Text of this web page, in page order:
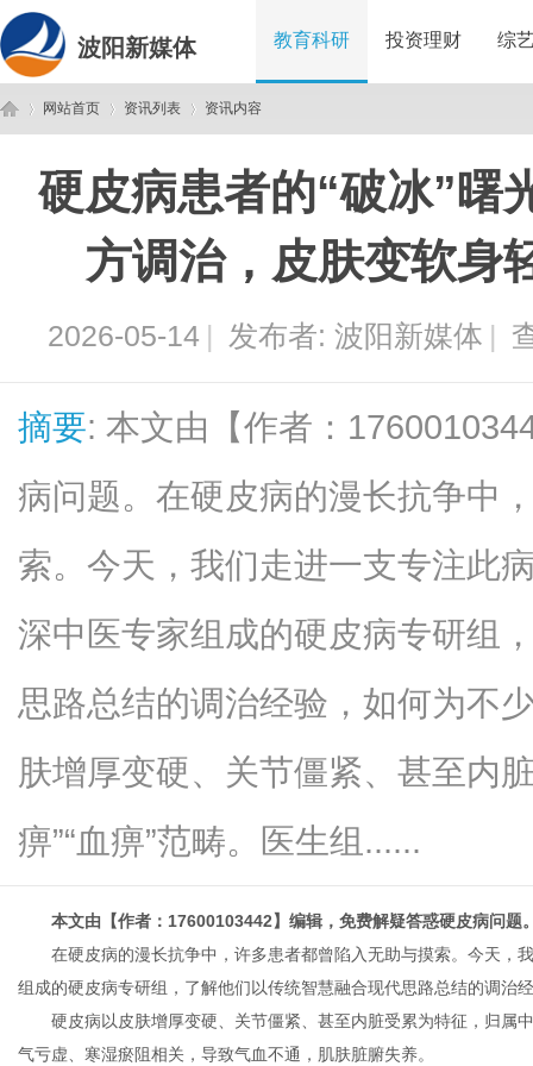
波阳新媒体 教育科研 投资理财 综
网站首页
›
资讯列表
›
资讯内容
硬皮病患者的“破冰”曙
方调治，皮肤变软身
2026-05-14 | 发布者: 波阳新媒体 |
摘要: 本文由【作者：
病问题。在硬皮病的漫长抗争中
索。今天，我们走进一支专注
深中医专家组成的硬皮病专研组
思路总结的调治经验，如何为不
肤增厚变硬、关节僵紧、甚至内
痹”“血痹”范畴。医生组......
本文由【作者：17600103442】编辑，免费解疑答惑硬皮病问题
在硬皮病的漫长抗争中，许多患者都曾陷入无助与摸索。今天
组成的硬皮病专研组，了解他们以传统智慧融合现代思路总结的调治
硬皮病以皮肤增厚变硬、关节僵紧、甚至内脏受累为特征，归属
气亏虚、寒湿瘀阻相关，导致气血不通，肌肤脏腑失养。